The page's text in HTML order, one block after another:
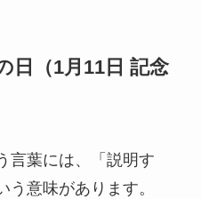
日（1月11日 記念
言葉には、「説明す
う意味があります。